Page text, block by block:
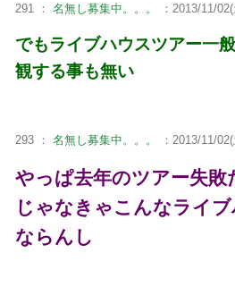
291 ： 名無し募集中。。。 ：2013/11/
でもライブハウスツアー一
観する事も無い
293 ： 名無し募集中。。。 ：2013/11/
やっぱ去年のツアー失敗
じゃなきゃこんなライ
ならんし